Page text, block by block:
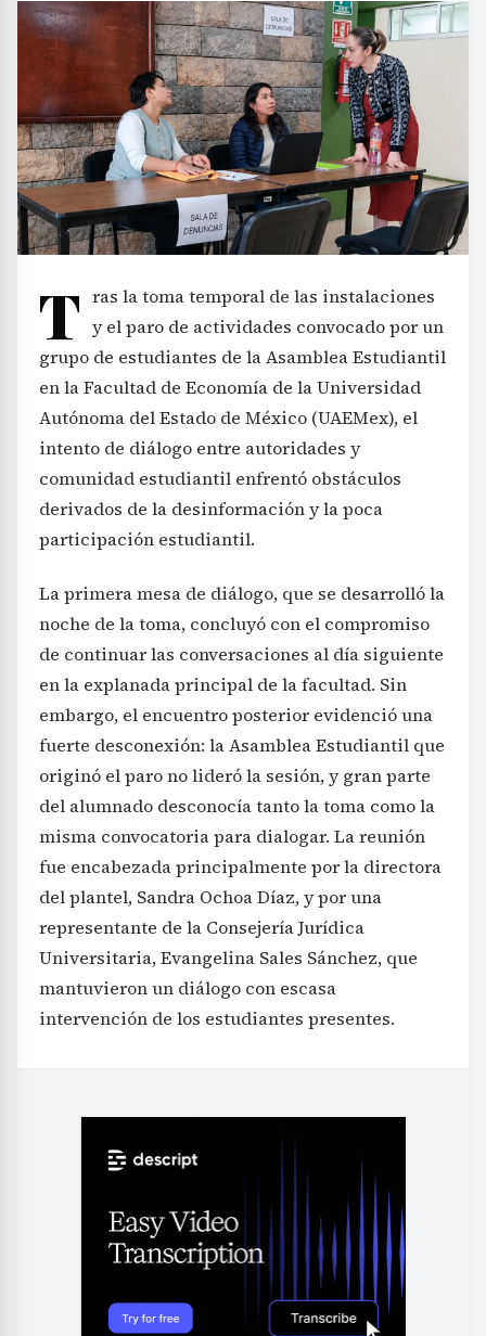
T ras la toma temporal de las instalaciones
y el paro de actividades convocado por un
grupo de estudiantes de la Asamblea Estudiantil
en la Facultad de Economía de la Universidad
Autónoma del Estado de México (UAEMex), el
intento de diálogo entre autoridades y
comunidad estudiantil enfrentó obstáculos
derivados de la desinformación y la poca
participación estudiantil.
La primera mesa de diálogo, que se desarrolló la
noche de la toma, concluyó con el compromiso
de continuar las conversaciones al día siguiente
en la explanada principal de la facultad. Sin
embargo, el encuentro posterior evidenció una
fuerte desconexión: la Asamblea Estudiantil que
originó el paro no lideró la sesión, y gran parte
del alumnado desconocía tanto la toma como la
misma convocatoria para dialogar. La reunión
fue encabezada principalmente por la directora
del plantel, Sandra Ochoa Díaz, y por una
representante de la Consejería Jurídica
Universitaria, Evangelina Sales Sánchez, que
mantuvieron un diálogo con escasa
intervención de los estudiantes presentes.